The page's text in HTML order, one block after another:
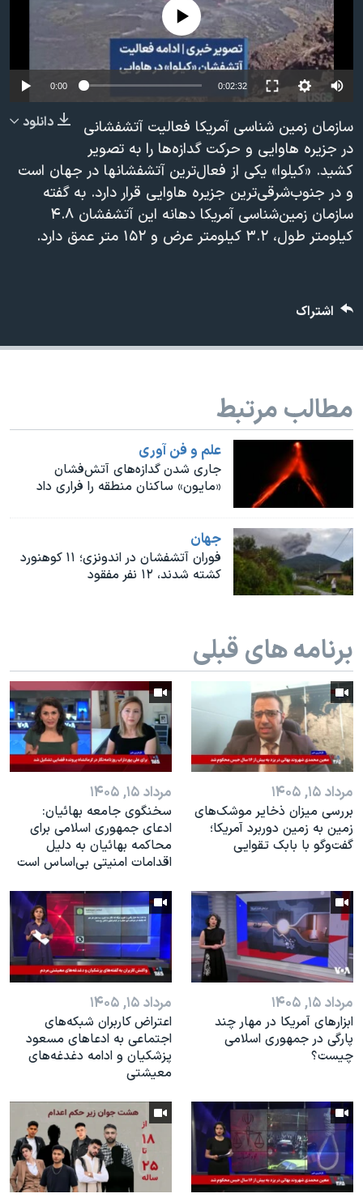
فرهنگ و زندگی
حقوق شهروندی
اقتصادی
علم و فناوری
اسرائیل در جنگ
گالری عکس
آرشیو پخش زنده
مستندها
انتخابات ریاست جمهوری آمریکا ۲۰۲۴
حمله جمهوری اسلامی به اسرائیل
رمز مهسا
ورزش زنان در ایران
اعتراضات زن، زندگی، آزادی
مجموعه مستندهای دادخواهی
تریبونال مردمی آبان ۹۸
دادگاه حمید نوری
قانون شفافیت دارائی کادر رهبری ایران
همایش محافظه‌کاران آمریکا «سی‌پک»
صفحه‌های ویژه
سفر پرزیدنت ترامپ به چین
دنبال کنید
زبانهای مختلف
No media source currently available
0:00 0:02:32
دانلود
سازمان زمین شناسی آمریکا فعالیت آتشفشانی
در جزیره هاوایی و حرکت گدازه‌ها را به تصویر
کشید. «کیلوا» یکی از فعال‌ترین آتشفشان‎ها در جهان است
و در جنوب‌شرقی‌‎ترین جزیره هاوایی قرار دارد. به گفته
سازمان زمین‌شناسی آمریکا دهانه این آتشفشان ۴.۸
کیلومتر طول، ۳.۲ کیلومتر عرض و ۱۵۲ متر عمق دارد.
اشتراک
مطالب مرتبط
علم و فن آوری
جاری شدن گدازه‌های آتش‌فشان
«مایون» ساکنان منطقه را فراری داد
جهان
فوران آتشفشان در اندونزی؛ ۱۱ کوهنورد
کشته شدند، ۱۲ نفر مفقود
برنامه های قبلی
مرداد ۱۵, ۱۴۰۵
بررسی میزان ذخایر موشک‌های
زمین به زمین دوربرد آمریکا؛
گفت‌وگو با بابک تقوایی
مرداد ۱۵, ۱۴۰۵
سخنگوی جامعه بهائیان:
ادعای جمهوری اسلامی برای
محاکمه بهائیان به دلیل
اقدامات امنیتی بی‌اساس است
مرداد ۱۵, ۱۴۰۵
ابزارهای آمریکا در مهار چند
پارگی در جمهوری اسلامی
چیست؟
مرداد ۱۵, ۱۴۰۵
اعتراض کاربران شبکه‌های
اجتماعی به ادعاهای مسعود
پزشکیان و ادامه دغدغه‌های
معیشتی